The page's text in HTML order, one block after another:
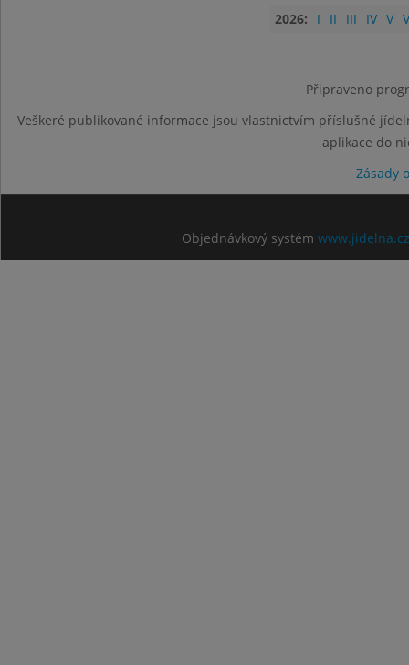
2026:
I II III IV V
Připraveno
Veškeré publikované informace jsou vlastnictvím příslušné
aplikace do
Zásady
Objednávkový systém www.jidelna.cz